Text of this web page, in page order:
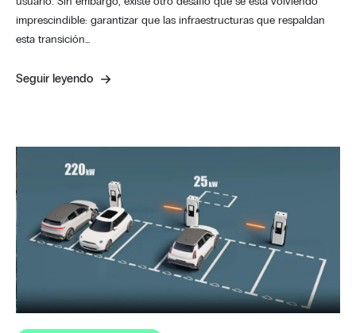
imprescindible: garantizar que las infraestructuras que respaldan
esta transición…
Seguir leyendo